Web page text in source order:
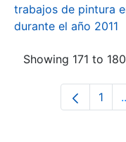
trabajos de pintura
durante el año 2011
Showing 171 to
1